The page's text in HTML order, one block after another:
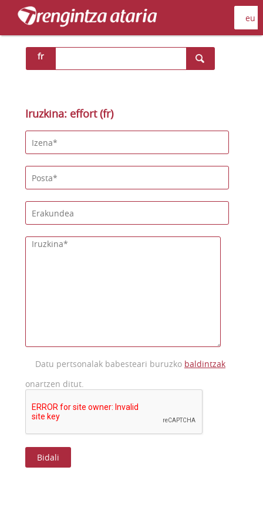
fr
Iruzkina: effort (fr)
Datu pertsonalak babesteari buruzko baldintzak
onartzen ditut.